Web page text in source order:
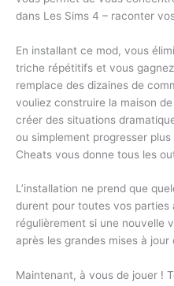
dans Les Sims 4 – raconter
En installant ce mod, vous
triche répétitifs et vous
remplace des dizaines de
vouliez construire la maison
créer des situations
ou simplement progresser
Cheats vous donne tous les
L’installation ne prend que
durent pour toutes vos parties
régulièrement si une nouvelle
après les grandes mises à jour
Maintenant, à vous de jouer !